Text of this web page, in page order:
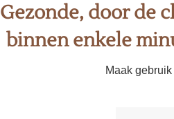
Gezonde, door de
binnen enkele
Maak